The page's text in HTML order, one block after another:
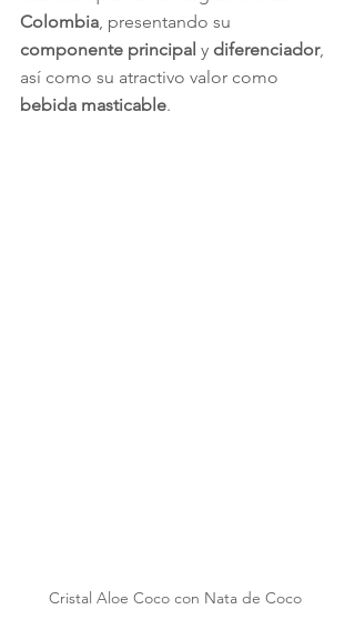
Colombia, presentando su
componente principal y diferenciador,
así como su atractivo valor como
bebida masticable.
Cristal Aloe Coco con Nata de Coco